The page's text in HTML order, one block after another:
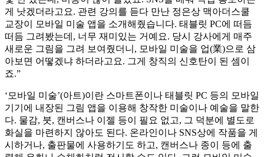
게 낫겠더라고요. 관련 강의를 듣다 만난 정은상 맥아더스쿨
교장이 모바일 미술 앱을 소개해줬습니다. 태블릿 PC에 떠듬
떠듬 그려봤는데, 너무 재미있는 거예요. 당시 강사에게 매주
새로운 그림을 그려 보여줬더니, 모바일 미술을 업(業)으로 삼
아보면 어떻겠냐 하더라고요. 그게 창직의 신호탄이 된 셈이
죠.”
‘모바일 미술’(아트)이란 스마트폰이나 태블릿 PC 등의 모바일
기기에 내장된 그림 앱을 이용해 창작한 미술이나 예술을 말한
다. 물감, 붓, 캔버스나 이젤 등이 필요 없고, 그 덕분에 별도로
화실을 마련하지 않아도 된다. 온라인이나 SNS상에 작품을 게
시하거나, 출판물에 사용하기도 하고, 캔버스나 종이 등에 출